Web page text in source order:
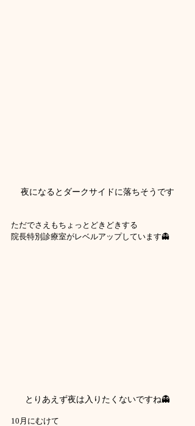
夜になるとダークサイドに落ちそうです
ただでさえもちょっとどきどきする
院長特別診療室がレベルアップしています👻
とりあえず夜は入りたくないですね👻
10月にむけて